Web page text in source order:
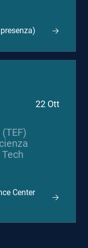
22 Ott
Center